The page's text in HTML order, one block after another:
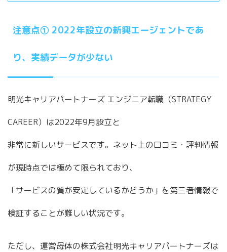
注意点① 2022年設立の新興エージェントであ
り、実績データが少ない
明光キャリアパートナーズ エンジニア転職（STRATEGY
CAREER）は2022年9月設立と
非常に新しいサービスです。ネット上の口コミ・評判情報
が現時点では極めて限られており、
「サービスの質が安定しているかどうか」を第三者情報で
検証することが難しい状況です。
ただし、運営母体の株式会社明光キャリアパートナーズは